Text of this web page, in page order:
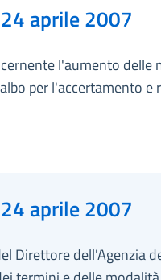
aprile 2007
l'aumento delle
per l'accertamento e
aprile 2007
Direttore dell'Agenzia